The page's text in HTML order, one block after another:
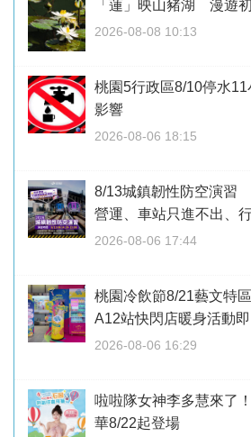
「蓮」映山豬湖 漫遊
2026-08-08 10:13
桃園5行政區8/10停水
影響
2026-08-06 18:15
8/13城鎮韌性防空演習
營運、車站只進不出、
2026-08-06 17:44
桃園冷飲節8/21藝文特
A12站快閃店暖身活動
2026-08-06 16:29
啦啦隊女神李多慧來了
華8/22起登場